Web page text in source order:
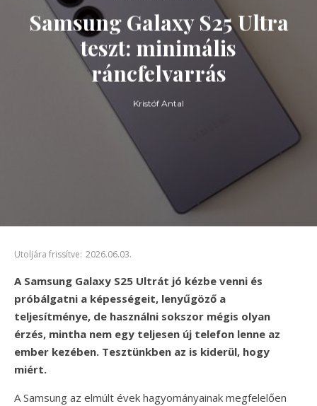
Samsung Galaxy S25 Ultra
teszt: minimális
ráncfelvarrás
Kristóf Antal
Utoljára frissítve: 2026.06.03.
A Samsung Galaxy S25 Ultrát jó kézbe venni és
próbálgatni a képességeit, lenyűgöző a
teljesítménye, de használni sokszor mégis olyan
érzés, mintha nem egy teljesen új telefon lenne az
ember kezében. Tesztünkben az is kiderül, hogy
miért.
A Samsung az elmúlt évek hagyományainak megfelelően